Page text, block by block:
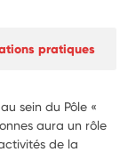
pratiques
sein du Pôle «
aura un rôle
de la